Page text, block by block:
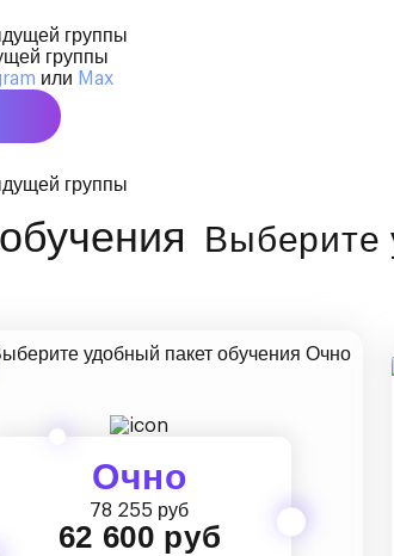
группы
или Max
Выберите
Очно
78 255 руб
62 600 руб